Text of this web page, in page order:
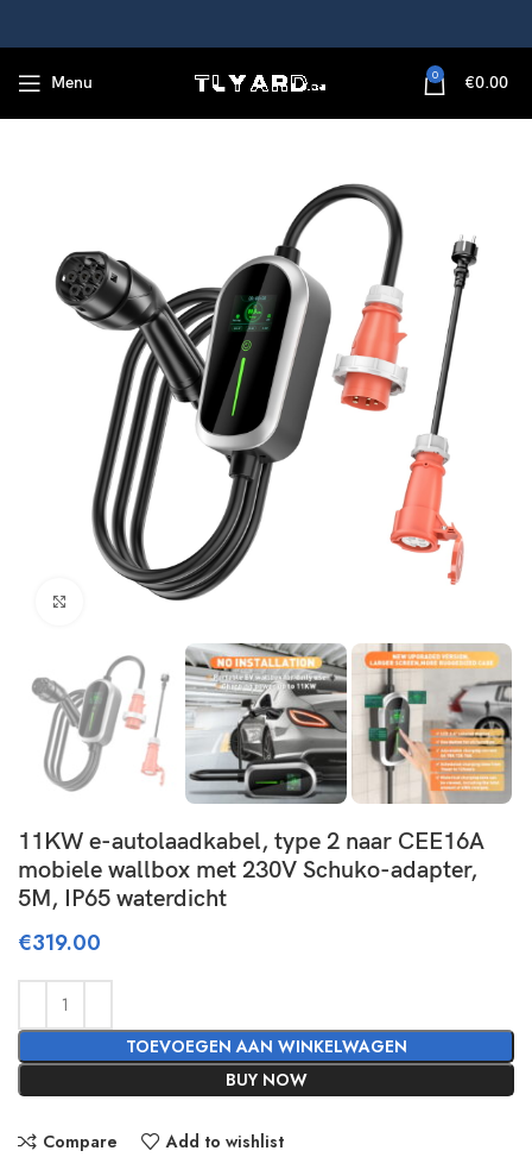
Menu 0 €0.00
Click to enlarge
11KW e-autolaadkabel, type 2 naar CEE16A
mobiele wallbox met 230V Schuko-adapter,
5M, IP65 waterdicht
€319.00
TOEVOEGEN AAN WINKELWAGEN
BUY NOW
Compare Add to wishlist